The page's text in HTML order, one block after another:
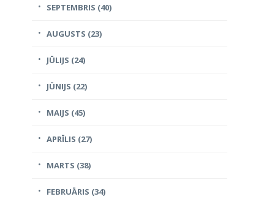
SEPTEMBRIS (40)
AUGUSTS (23)
JŪLIJS (24)
JŪNIJS (22)
MAIJS (45)
APRĪLIS (27)
MARTS (38)
FEBRUĀRIS (34)